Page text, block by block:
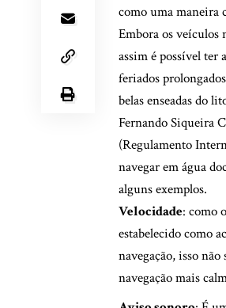
como uma maneira
Embora os veículos
assim é possível ter
feriados
belas enseadas do
Fernando Siqueira
(Regulamento
navegar em água
alguns exemplos.
Velocidade: como
estabelecido como
navegação, isso
navegação mais